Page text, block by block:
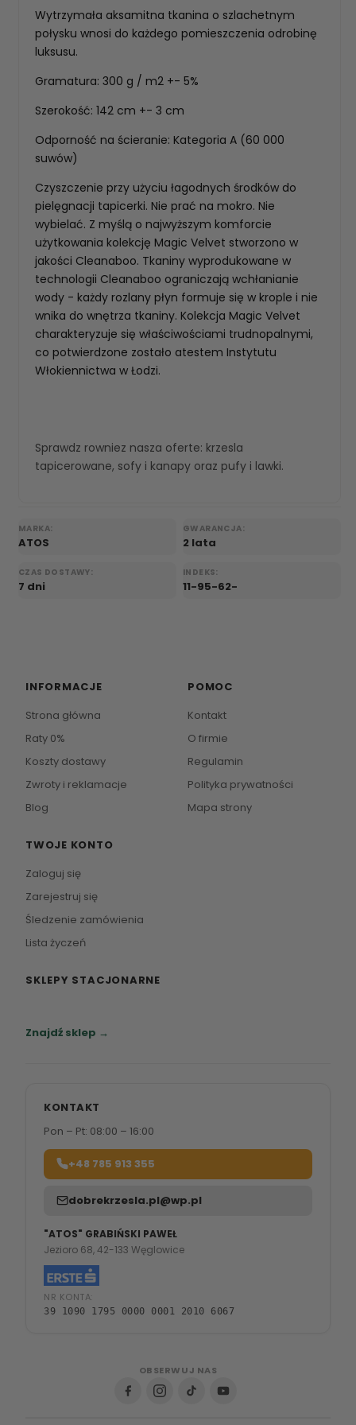
Wytrzymała aksamitna tkanina o szlachetnym
połysku wnosi do każdego pomieszczenia odrobinę
luksusu.
Gramatura: 300 g / m2 +- 5%
Szerokość: 142 cm +- 3 cm
Odporność na ścieranie: Kategoria A (60 000
suwów)
Czyszczenie przy użyciu łagodnych środków do
pielęgnacji tapicerki. Nie prać na mokro. Nie
wybielać. Z myślą o najwyższym komforcie
użytkowania kolekcję Magic Velvet stworzono w
jakości Cleanaboo. Tkaniny wyprodukowane w
technologii Cleanaboo ograniczają wchłanianie
wody - każdy rozlany płyn formuje się w krople i nie
wnika do wnętrza tkaniny. Kolekcja Magic Velvet
charakteryzuje się właściwościami trudnopalnymi,
co potwierdzone zostało atestem Instytutu
Włokiennictwa w Łodzi.
Sprawdz rowniez nasza oferte: krzesla
tapicerowane, sofy i kanapy oraz pufy i lawki.
MARKA:
ATOS
GWARANCJA:
2 lata
CZAS DOSTAWY:
7 dni
INDEKS:
11-95-62-
INFORMACJE
Strona główna
Raty 0%
Koszty dostawy
Zwroty i reklamacje
Blog
POMOC
Kontakt
O firmie
Regulamin
Polityka prywatności
Mapa strony
TWOJE KONTO
Zaloguj się
Zarejestruj się
Śledzenie zamówienia
Lista życzeń
SKLEPY STACJONARNE
Znajdź sklep →
KONTAKT
Pon – Pt: 08:00 – 16:00
+48 785 913 355
dobrekrzesla.pl@wp.pl
"ATOS" GRABIŃSKI PAWEŁ
Jezioro 68, 42-133 Węglowice
NR KONTA:
39 1090 1795 0000 0001 2010 6067
OBSERWUJ NAS